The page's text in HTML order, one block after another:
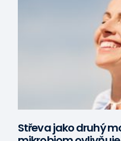
Střeva jako druhý